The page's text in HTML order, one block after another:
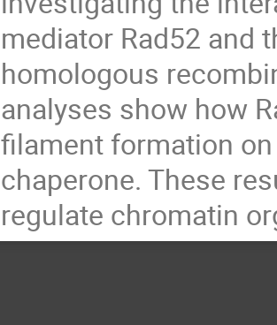
mediator Rad52 and
homologous
analyses show how
filament formation
chaperone. These
regulate chromatin